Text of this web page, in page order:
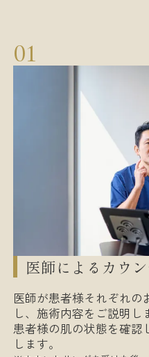
医師によるカウ
医師が患者様それぞれ
し、施術内容をご説明し
患者様の肌の状態を確認
します。